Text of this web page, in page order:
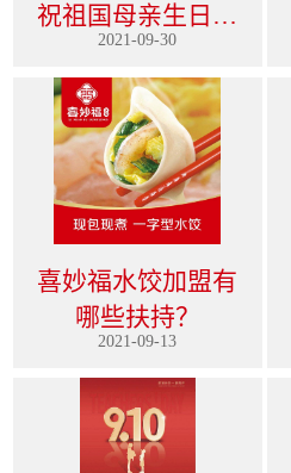
祝祖国母亲生日快
乐
2021-09-30
喜妙福水饺加盟有
哪些扶持？
2021-09-13